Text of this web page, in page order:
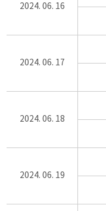
2024. 06. 16
2024. 06. 17
2024. 06. 18
2024. 06. 19